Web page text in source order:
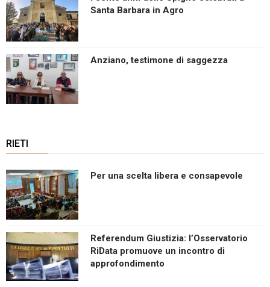
Santa Barbara in Agro
Anziano, testimone di saggezza
RIETI
Per una scelta libera e consapevole
Referendum Giustizia: l’Osservatorio
RiData promuove un incontro di
approfondimento